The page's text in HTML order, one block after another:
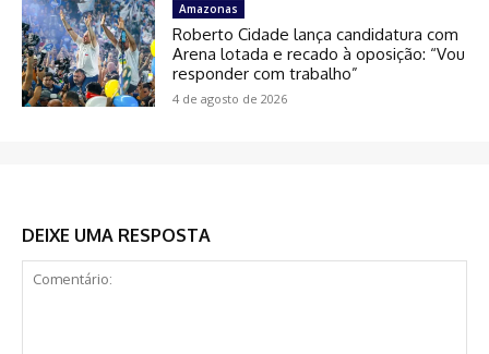
Amazonas
Roberto Cidade lança candidatura com
Arena lotada e recado à oposição: “Vou
responder com trabalho”
4 de agosto de 2026
DEIXE UMA RESPOSTA